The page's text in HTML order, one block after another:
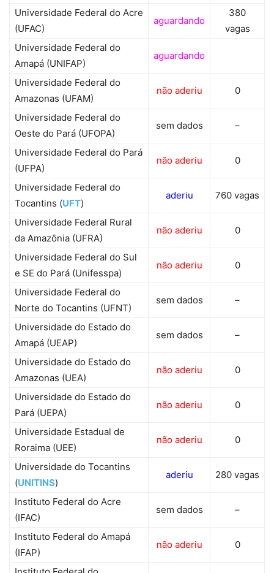
Universidade Federal do Acre
(UFAC)
aguardando
380
vagas
Universidade Federal do
Amapá (UNIFAP)
aguardando
Universidade Federal do
Amazonas (UFAM)
não aderiu 0
Universidade Federal do
Oeste do Pará (UFOPA)
sem dados –
Universidade Federal do Pará
(UFPA)
não aderiu 0
Universidade Federal do
Tocantins (UFT)
aderiu 760 vagas
Universidade Federal Rural
da Amazônia (UFRA)
não aderiu 0
Universidade Federal do Sul
e SE do Pará (Unifesspa)
não aderiu 0
Universidade Federal do
Norte do Tocantins (UFNT)
sem dados –
Universidade do Estado do
Amapá (UEAP)
sem dados –
Universidade do Estado do
Amazonas (UEA)
não aderiu 0
Universidade do Estado do
Pará (UEPA)
não aderiu 0
Universidade Estadual de
Roraima (UEE)
não aderiu 0
Universidade do Tocantins
(UNITINS)
aderiu 280 vagas
Instituto Federal do Acre
(IFAC)
sem dados –
Instituto Federal do Amapá
(IFAP)
não aderiu 0